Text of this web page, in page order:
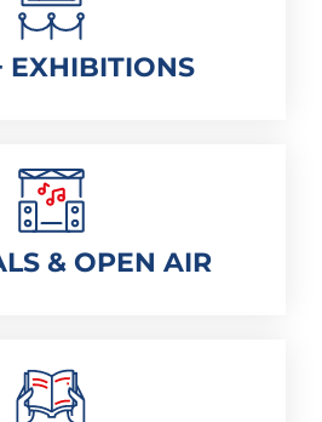
EXHIBITIONS
& OPEN AIR